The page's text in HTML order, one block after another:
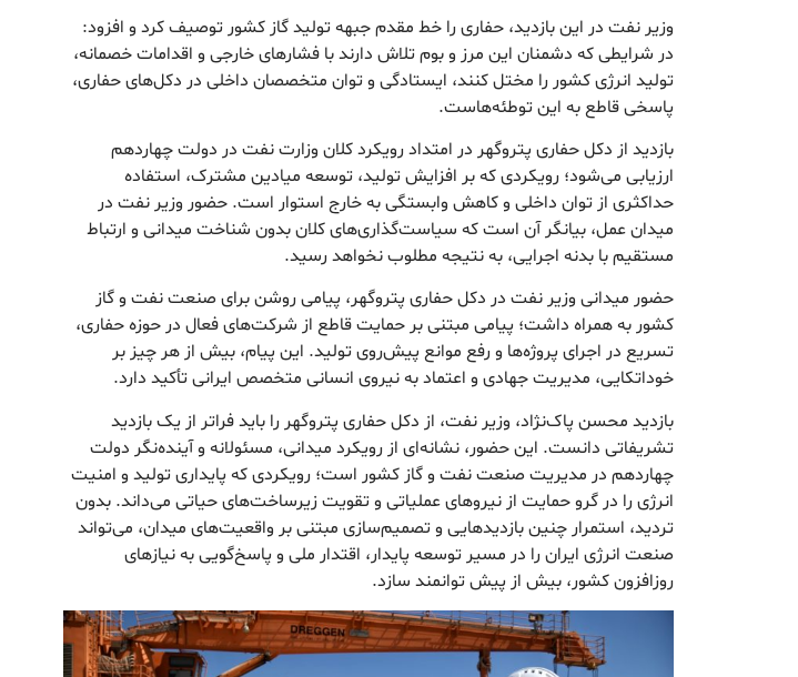
وزیر نفت در این بازدید، حفاری را خط مقدم جبهه تولید گاز کشور توصیف کرد و افزود:
در شرایطی که دشمنان این مرز و بوم تلاش دارند با فشارهای خارجی و اقدامات خصمانه،
تولید انرژی کشور را مختل کنند، ایستادگی و توان متخصصان داخلی در دکل‌های حفاری،
پاسخی قاطع به این توطئه‌هاست.
بازدید از دکل حفاری پتروگهر در امتداد رویکرد کلان وزارت نفت در دولت چهاردهم
ارزیابی می‌شود؛ رویکردی که بر افزایش تولید، توسعه میادین مشترک، استفاده
حداکثری از توان داخلی و کاهش وابستگی به خارج استوار است. حضور وزیر نفت در
میدان عمل، بیانگر آن است که سیاست‌گذاری‌های کلان بدون شناخت میدانی و ارتباط
مستقیم با بدنه اجرایی، به نتیجه مطلوب نخواهد رسید.
حضور میدانی وزیر نفت در دکل حفاری پتروگهر، پیامی روشن برای صنعت نفت و گاز
کشور به همراه داشت؛ پیامی مبتنی بر حمایت قاطع از شرکت‌های فعال در حوزه حفاری،
تسریع در اجرای پروژه‌ها و رفع موانع پیش‌روی تولید. این پیام، بیش از هر چیز بر
خوداتکایی، مدیریت جهادی و اعتماد به نیروی انسانی متخصص ایرانی تأکید دارد.
بازدید محسن پاک‌نژاد، وزیر نفت، از دکل حفاری پتروگهر را باید فراتر از یک بازدید
تشریفاتی دانست. این حضور، نشانه‌ای از رویکرد میدانی، مسئولانه و آینده‌نگر دولت
چهاردهم در مدیریت صنعت نفت و گاز کشور است؛ رویکردی که پایداری تولید و امنیت
انرژی را در گرو حمایت از نیروهای عملیاتی و تقویت زیرساخت‌های حیاتی می‌داند. بدون
تردید، استمرار چنین بازدیدهایی و تصمیم‌سازی مبتنی بر واقعیت‌های میدان، می‌تواند
صنعت انرژی ایران را در مسیر توسعه پایدار، اقتدار ملی و پاسخ‌گویی به نیازهای
روزافزون کشور، بیش از پیش توانمند سازد.